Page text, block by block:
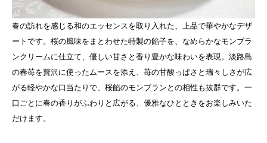
春の訪れを感じる和のエッセンスを取り入れた、上品で華やかなデザ
ートです。桜の風味をまとわせた特製の餡子を、なめらかなモンブラ
ンクリームに仕立て、優しい甘さと香り豊かな味わいを表現。淡路島
の春苺を贅沢に使ったムースを添え、苺の甘酸っぱさと瑞々しさが広
がる軽やかな口当たりで、桜餡のモンブランとの相性も抜群です。一
口ごとに春の香りがふわりと広がる、優雅なひとときをお楽しみいた
だけます。